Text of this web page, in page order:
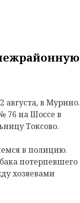
августа, в Мурино.
76 на Шоссе в
Токсово.
в полицию.
потерпевшего
хозяевами